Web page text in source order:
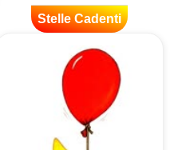
Stelle Cadenti